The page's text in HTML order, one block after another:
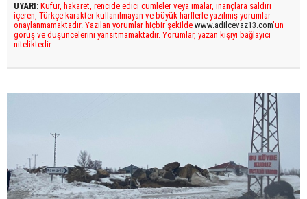
UYARI: Küfür, hakaret, rencide edici cümleler veya imalar, inançlara saldırı
içeren, Türkçe karakter kullanılmayan ve büyük harflerle yazılmış yorumlar
onaylanmamaktadır. Yazılan yorumlar hiçbir şekilde www.adilcevaz13.com’un
görüş ve düşüncelerini yansıtmamaktadır. Yorumlar, yazan kişiyi bağlayıcı
niteliktedir.